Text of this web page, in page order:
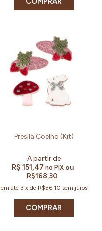
Presila Coelho (Kit)
R$ 151,47 no PIX ou
R$168,30
em até 3 x de R$56,10 sem juros
COMPRAR